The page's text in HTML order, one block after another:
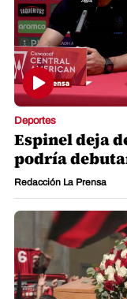
Deportes
Espinel deja
podría
Redacción La Prensa